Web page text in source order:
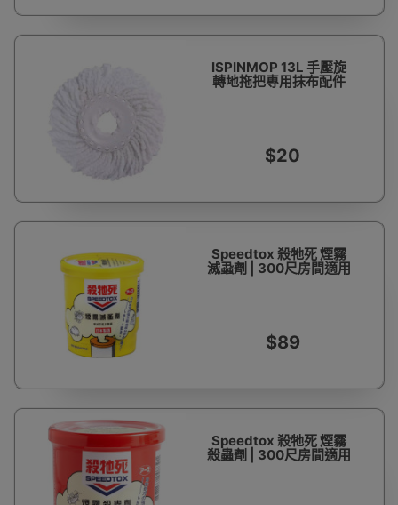
ISPINMOP 13L 手壓旋
轉地拖把專用抹布配件
$20
Speedtox 殺牠死 煙霧
滅蝨劑 | 300尺房間適用
$89
Speedtox 殺牠死 煙霧
殺蟲劑 | 300尺房間適用